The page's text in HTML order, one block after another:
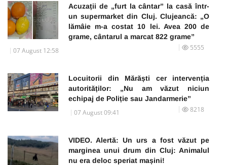
Acuzații de „furt la cântar” la casă într-
un supermarket din Cluj. Clujeancă: „O
lămâie m-a costat 10 lei. Avea 200 de
grame, cântarul a marcat 822 grame”
07 August 12:58 5555
Locuitorii din Mărăști cer intervenția
autorităților: „Nu am văzut niciun
echipaj de Poliție sau Jandarmerie”
07 August 09:41 8218
VIDEO. Alertă: Un urs a fost văzut pe
marginea unui drum din Cluj: Animalul
nu era deloc speriat mașini!